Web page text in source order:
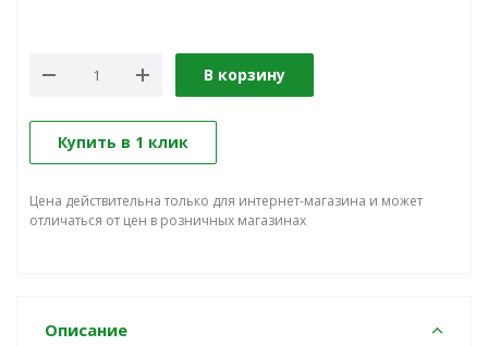
В корзину
Купить в 1 клик
Цена действительна только для интернет-магазина и может
отличаться от цен в розничных магазинах
Описание